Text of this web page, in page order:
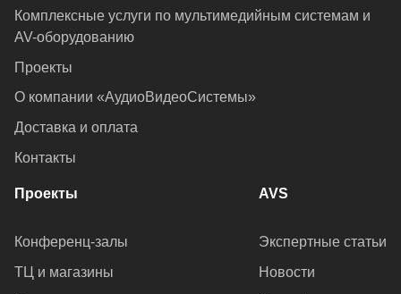
Комплексные услуги по мультимедийным системам и
AV-оборудованию
Проекты
О компании «АудиоВидеоСистемы»
Доставка и оплата
Контакты
Проекты
Конференц-залы
ТЦ и магазины
AVS
Экспертные статьи
Новости